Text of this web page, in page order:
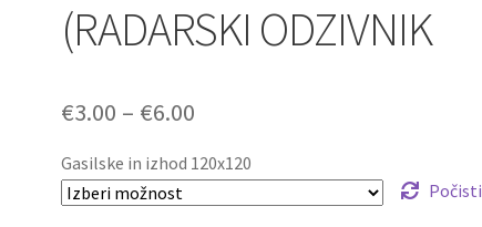
(RADARSKI ODZIVNIK
€3.00 – €6.00
razpon:
od
Gasilske in izhod 120x120
Počisti